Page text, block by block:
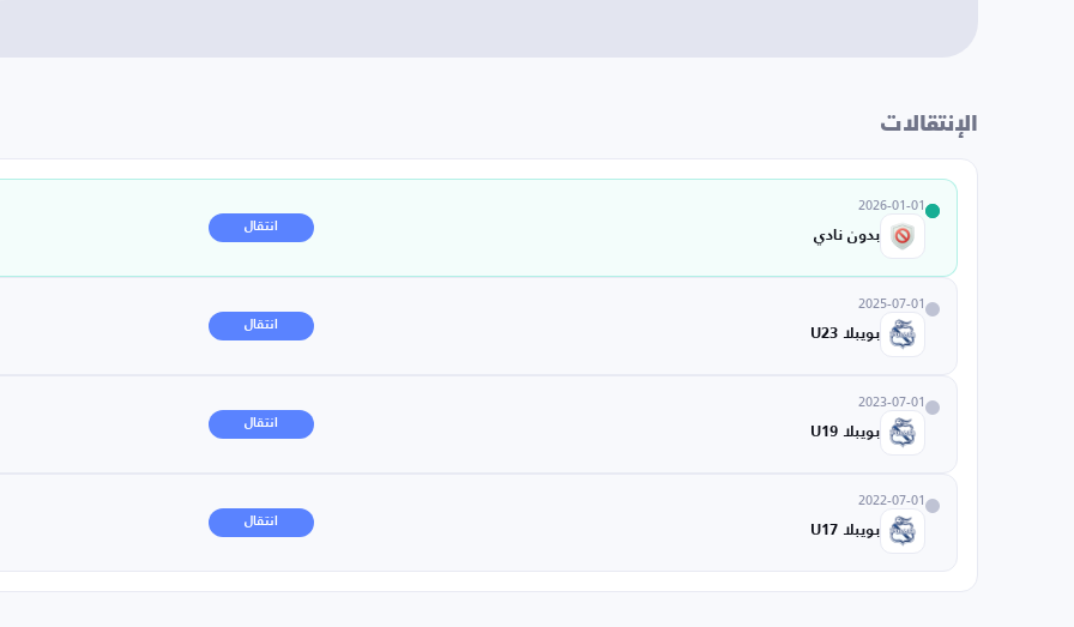
الإنتقالات
2026-01-01
بدون نادي
انتقال
2025-07-01
بويبلا U23
انتقال
2023-07-01
بويبلا U19
انتقال
2022-07-01
بويبلا U17
انتقال